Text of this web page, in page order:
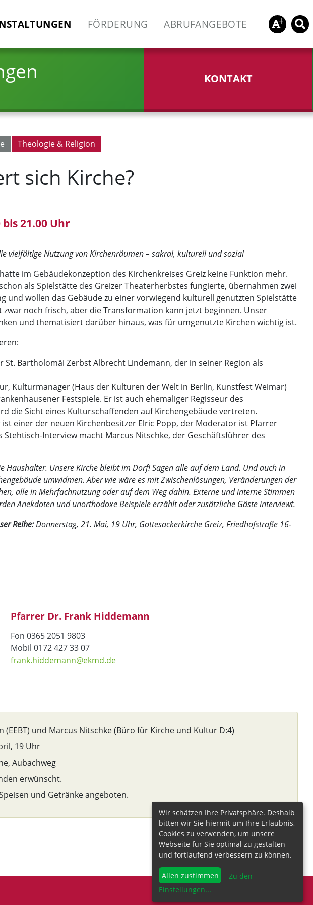
FÖRDERUNG ABRUFANGEBOTE
KONTAKT
Theologie & Religion
sich Kirche?
21.00 Uhr
vielfältige Nutzung von Kirchenräumen – sakral, kulturell und sozial
im Gebäudekonzeption des Kirchenkreises Greiz keine Funktion mehr.
als Spielstätte des Greizer Theaterherbstes fungierte, übernahmen zwei
und wollen das Gebäude zu einer vorwiegend kulturell genutzten Spielstätte
noch frisch, aber die Transformation kann jetzt beginnen. Unser
und thematisiert darüber hinaus, was für umgenutzte Kirchen wichtig ist.
St. Bartholomäi Zerbst Albrecht Lindemann, der in seiner Region als
Kulturmanager (Haus der Kulturen der Welt in Berlin, Kunstfest Weimar)
Festspiele. Er ist auch ehemaliger Regisseur des
die Sicht eines Kulturschaffenden auf Kirchengebäude vertreten.
einer der neuen Kirchenbesitzer Elric Popp, der Moderator ist Pfarrer
Stehtisch-Interview macht Marcus Nitschke, der Geschäftsführer des
Haushalter. Unsere Kirche bleibt im Dorf! Sagen alle auf dem Land. Und auch in
umwidmen. Aber wie wäre es mit Zwischenlösungen, Veränderungen der
alle in Mehrfachnutzung oder auf dem Weg dahin. Externe und interne Stimmen
Anekdoten und unorthodoxe Beispiele erzählt oder zusätzliche Gäste interviewt.
Reihe:Donnerstag, 21. Mai, 19 Uhr, Gottesackerkirche Greiz, Friedhofstraße 16-
Pfarrer Dr. Frank Hiddemann
Fon 0365 2051 9803
Mobil 0172 427 33 07
frank.hiddemann@ekmd.de
(EEBT) und Marcus Nitschke (Büro für Kirche und Kultur D:4)
19 Uhr
Aubachweg
erwünscht.
und Getränke angeboten.
Wir schätzen Ihre Privatsphäre. Deshalb
bitten wir Sie hiermit um Ihre Erlaubnis,
Cookies zu verwenden, um unsere
Webseite für Sie optimal zu gestalten
und fortlaufend verbessern zu können.
Allen zustimmen
Zu den
Einstellungen...